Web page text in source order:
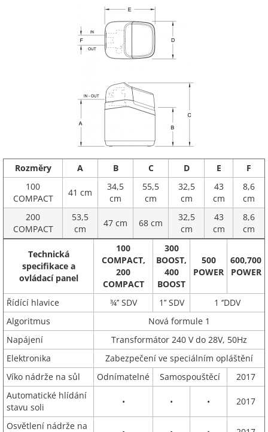
Rozměry A B C D E
F
100
COMPACT
41 cm
34,5
cm
55,5
cm
32,5
cm
43
cm
8,6
cm
200
COMPACT
53,5
cm
47 cm 68 cm
32,5
cm
43
cm
8,6
cm
Technická
specifikace a
ovládací panel
100
COMPACT,
200
COMPACT
300
BOOST,
400
BOOST
500
POWER
600,700
POWER
Řídící hlavice ¾’’ SDV 1’’ SDV
1 ‘’DDV
Algoritmus
Nová formule 1
Napájení
Transformátor 240 V do 28V, 50Hz
Elektronika
Zabezpečení ve speciálním opláštění
Víko nádrže na sůl
Odnímatelné Samospouštěcí
2017
Automatické hlídání
stavu soli
• • • 2017
Osvětlení nádrže na